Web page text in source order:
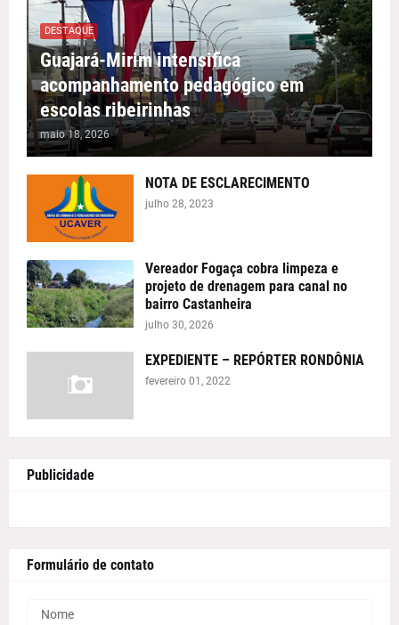
DESTAQUE
Guajará-Mirim intensifica
acompanhamento pedagógico em
escolas ribeirinhas
maio 18, 2026
NOTA DE ESCLARECIMENTO
julho 28, 2023
Vereador Fogaça cobra limpeza e
projeto de drenagem para canal no
bairro Castanheira
julho 30, 2026
EXPEDIENTE – REPÓRTER RONDÔNIA
fevereiro 01, 2022
Publicidade
Formulário de contato